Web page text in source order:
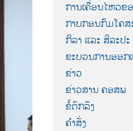
ການເຄື່ອນໄຫວຂ
ກາບກອນກົມໂຄສ
ກິລາ ແລະ ສິລະປະ
ຂະບວນການອອກ
ຂ່າວ
ຂ່າວສານ ຄອສພ
ຂໍ້ຕົກລົງ
ຄຳສັ່ງ